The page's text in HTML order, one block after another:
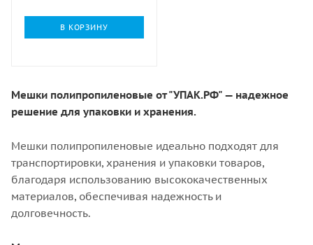
В КОРЗИНУ
Мешки полипропиленовые от "УПАК.РФ" — надежное
решение для упаковки и хранения.
Мешки полипропиленовые идеально подходят для
транспортировки, хранения и упаковки товаров,
благодаря использованию высококачественных
материалов, обеспечивая надежность и
долговечность.